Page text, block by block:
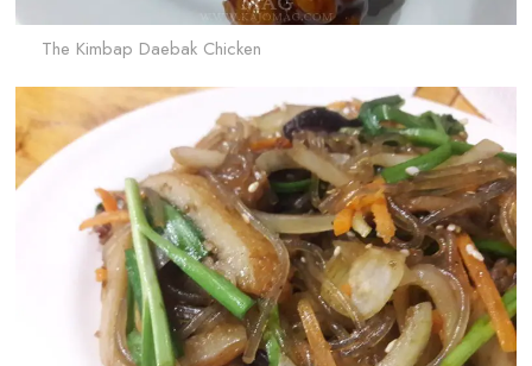
The Kimbap Daebak Chicken